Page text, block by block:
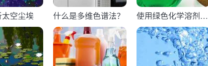
空尘埃 什么是多维色谱法？
使用绿色化学溶剂的
缺点是什么？